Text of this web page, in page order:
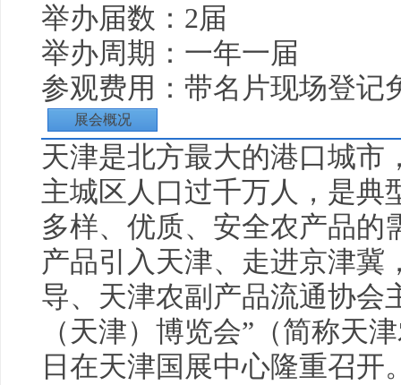
举办届数：2届
举办周期：一年一届
参观费用：带名片现场登记
展会概况
天津是北方最大的港口城市
主城区人口过千万人，是典
多样、优质、安全农产品的
产品引入天津、走进京津冀
导、天津农副产品流通协会
（天津）博览会”（简称天
日在天津国展中心隆重召开